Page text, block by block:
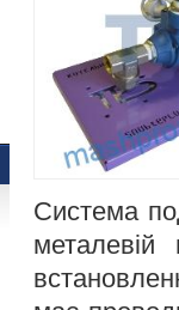
Система
металевій